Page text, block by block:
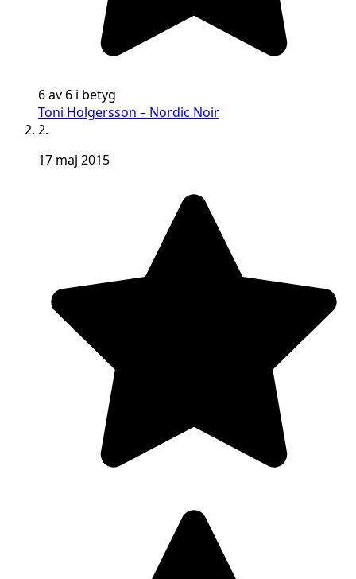
6 av 6 i betyg
Toni Holgersson – Nordic Noir
2.
17 maj 2015